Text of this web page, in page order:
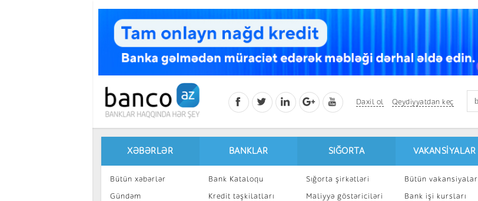
Daxil ol Qeydiyyatdan keç
XƏBƏRLƏR
Bütün xəbərlər
Gündəm
BANKLAR
Bank Kataloqu
Kredit təşkilatları
SIĞORTA
Sığorta şirkətləri
Maliyyə göstəriciləri
VAKANSIYALAR
Bütün vakansiyalar
Bank işi kursları